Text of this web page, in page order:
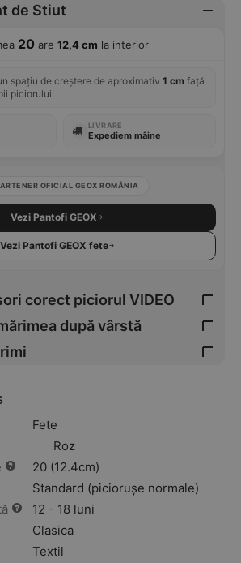
de Stiut
20 are 12,4 cm la interior
spațiu de creștere de aproximativ 1 cm față
piciorului.
LIVRARE
Expediem mâine
OFICIAL GEOX ROMÂNIA
Vezi Pantofi GEOX
Vezi Pantofi GEOX fete
corect piciorul VIDEO
după vârstă
Fete
Roz
20 (12.4cm)
Standard (piciorușe normale)
12 - 18 luni
Clasica
Textil